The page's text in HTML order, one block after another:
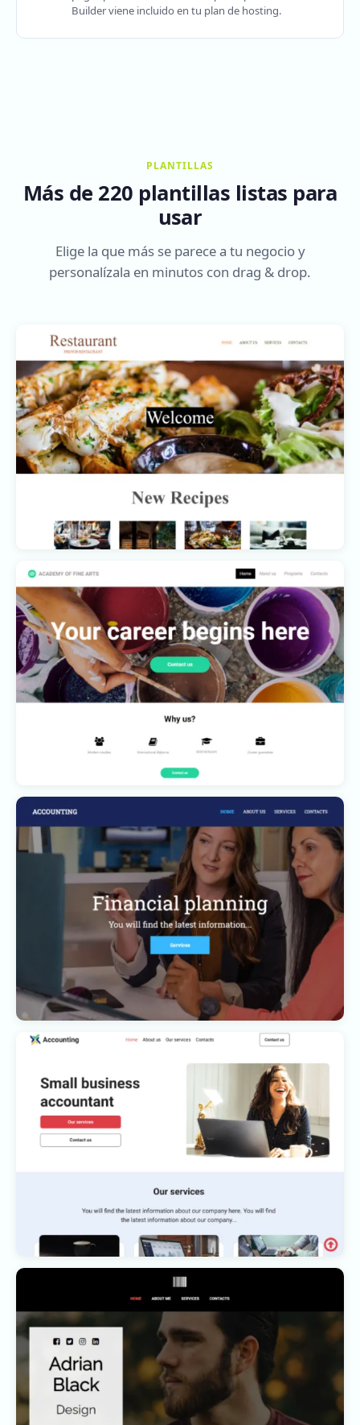
Builder viene incluido en tu plan de hosting.
PLANTILLAS
Más de 220 plantillas listas para
usar
Elige la que más se parece a tu negocio y
personalízala en minutos con drag & drop.